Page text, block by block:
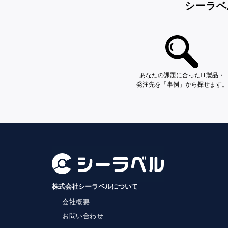
シーラ
あなたの課題に合ったIT製品・
発注先を「事例」から探せます。
株式会社シーラベルについて
会社概要
お問い合わせ